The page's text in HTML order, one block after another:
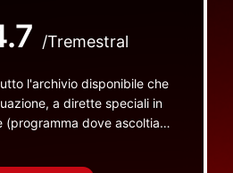
/Tremestral
l'archivio disponibile che
a dirette speciali in
dove ascoltiamo